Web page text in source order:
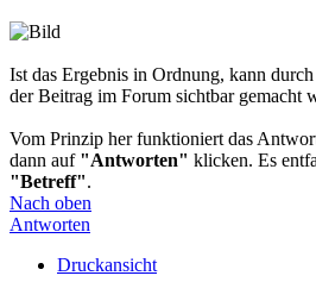
Ist das Ergebnis in Ordnung, kann
der Beitrag im Forum sichtbar gemacht
Vom Prinzip her funktioniert das
dann auf "Antworten" klicken. Es
"Betreff".
Nach oben
Antworten
Druckansicht